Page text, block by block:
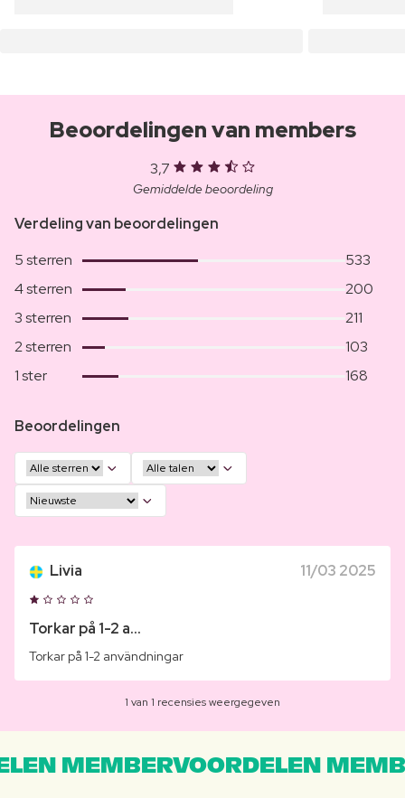
Beoordelingen van members
3,7
Gemiddelde beoordeling
Verdeling van beoordelingen
5 sterren
533
4 sterren
200
3 sterren
211
2 sterren
103
1 ster
168
Beoordelingen
Livia 11/03 2025
Torkar på 1-2 a...
Torkar på 1-2 användningar
1 van 1 recensies weergegeven
MEMBERVOORDELEN